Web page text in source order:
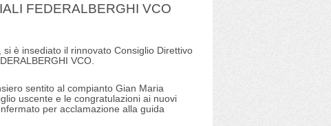
FEDERALBERGHI VCO
è insediato il rinnovato Consiglio Direttivo
VCO.
sentito al compianto Gian Maria
uscente e le congratulazioni ai nuovi
per acclamazione alla guida